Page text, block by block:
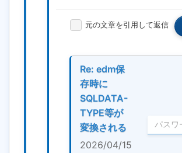
元の文章を引用して返信
Re: edm保
存時に
SQLDATA-
TYPE等が
変換される
2026/04/15